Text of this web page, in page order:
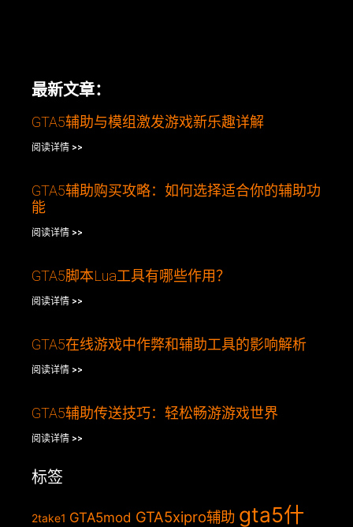
最新文章：
GTA5辅助与模组激发游戏新乐趣详解
阅读详情 >>
GTA5辅助购买攻略：如何选择适合你的辅助功
能
阅读详情 >>
GTA5脚本Lua工具有哪些作用？
阅读详情 >>
GTA5在线游戏中作弊和辅助工具的影响解析
阅读详情 >>
GTA5辅助传送技巧：轻松畅游游戏世界
阅读详情 >>
标签
2take1 GTA5mod GTA5xipro辅助 gta5什